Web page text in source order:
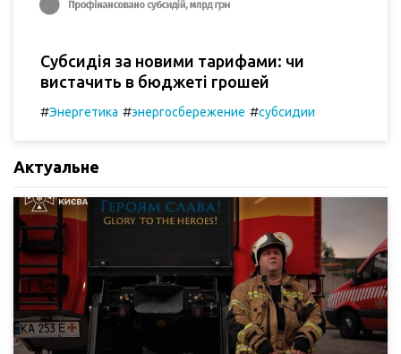
Субсидія за новими тарифами: чи
вистачить в бюджеті грошей
#Энергетика #энергосбережение #субсидии
Актуальне